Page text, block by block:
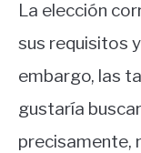
La elección
sus requisitos
embargo, las
gustaría
precisamente,